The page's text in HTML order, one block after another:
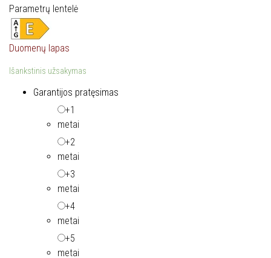
Parametrų lentelė
Duomenų lapas
Išankstinis užsakymas
Garantijos pratęsimas
+1
metai
+2
metai
+3
metai
+4
metai
+5
metai